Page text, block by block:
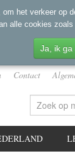
Contact
het verkeer op
alle cookies
Ja, ik ga